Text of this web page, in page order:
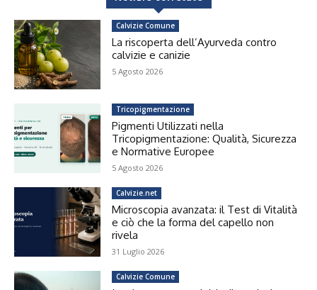
Calvizie Comune
La riscoperta dell’Ayurveda contro
calvizie e canizie
5 Agosto 2026
Tricopigmentazione
Pigmenti Utilizzati nella
Tricopigmentazione: Qualità, Sicurezza
e Normative Europee
5 Agosto 2026
Calvizie.net
Microscopia avanzata: il Test di Vitalità
e ciò che la forma del capello non
rivela
31 Luglio 2026
Calvizie Comune